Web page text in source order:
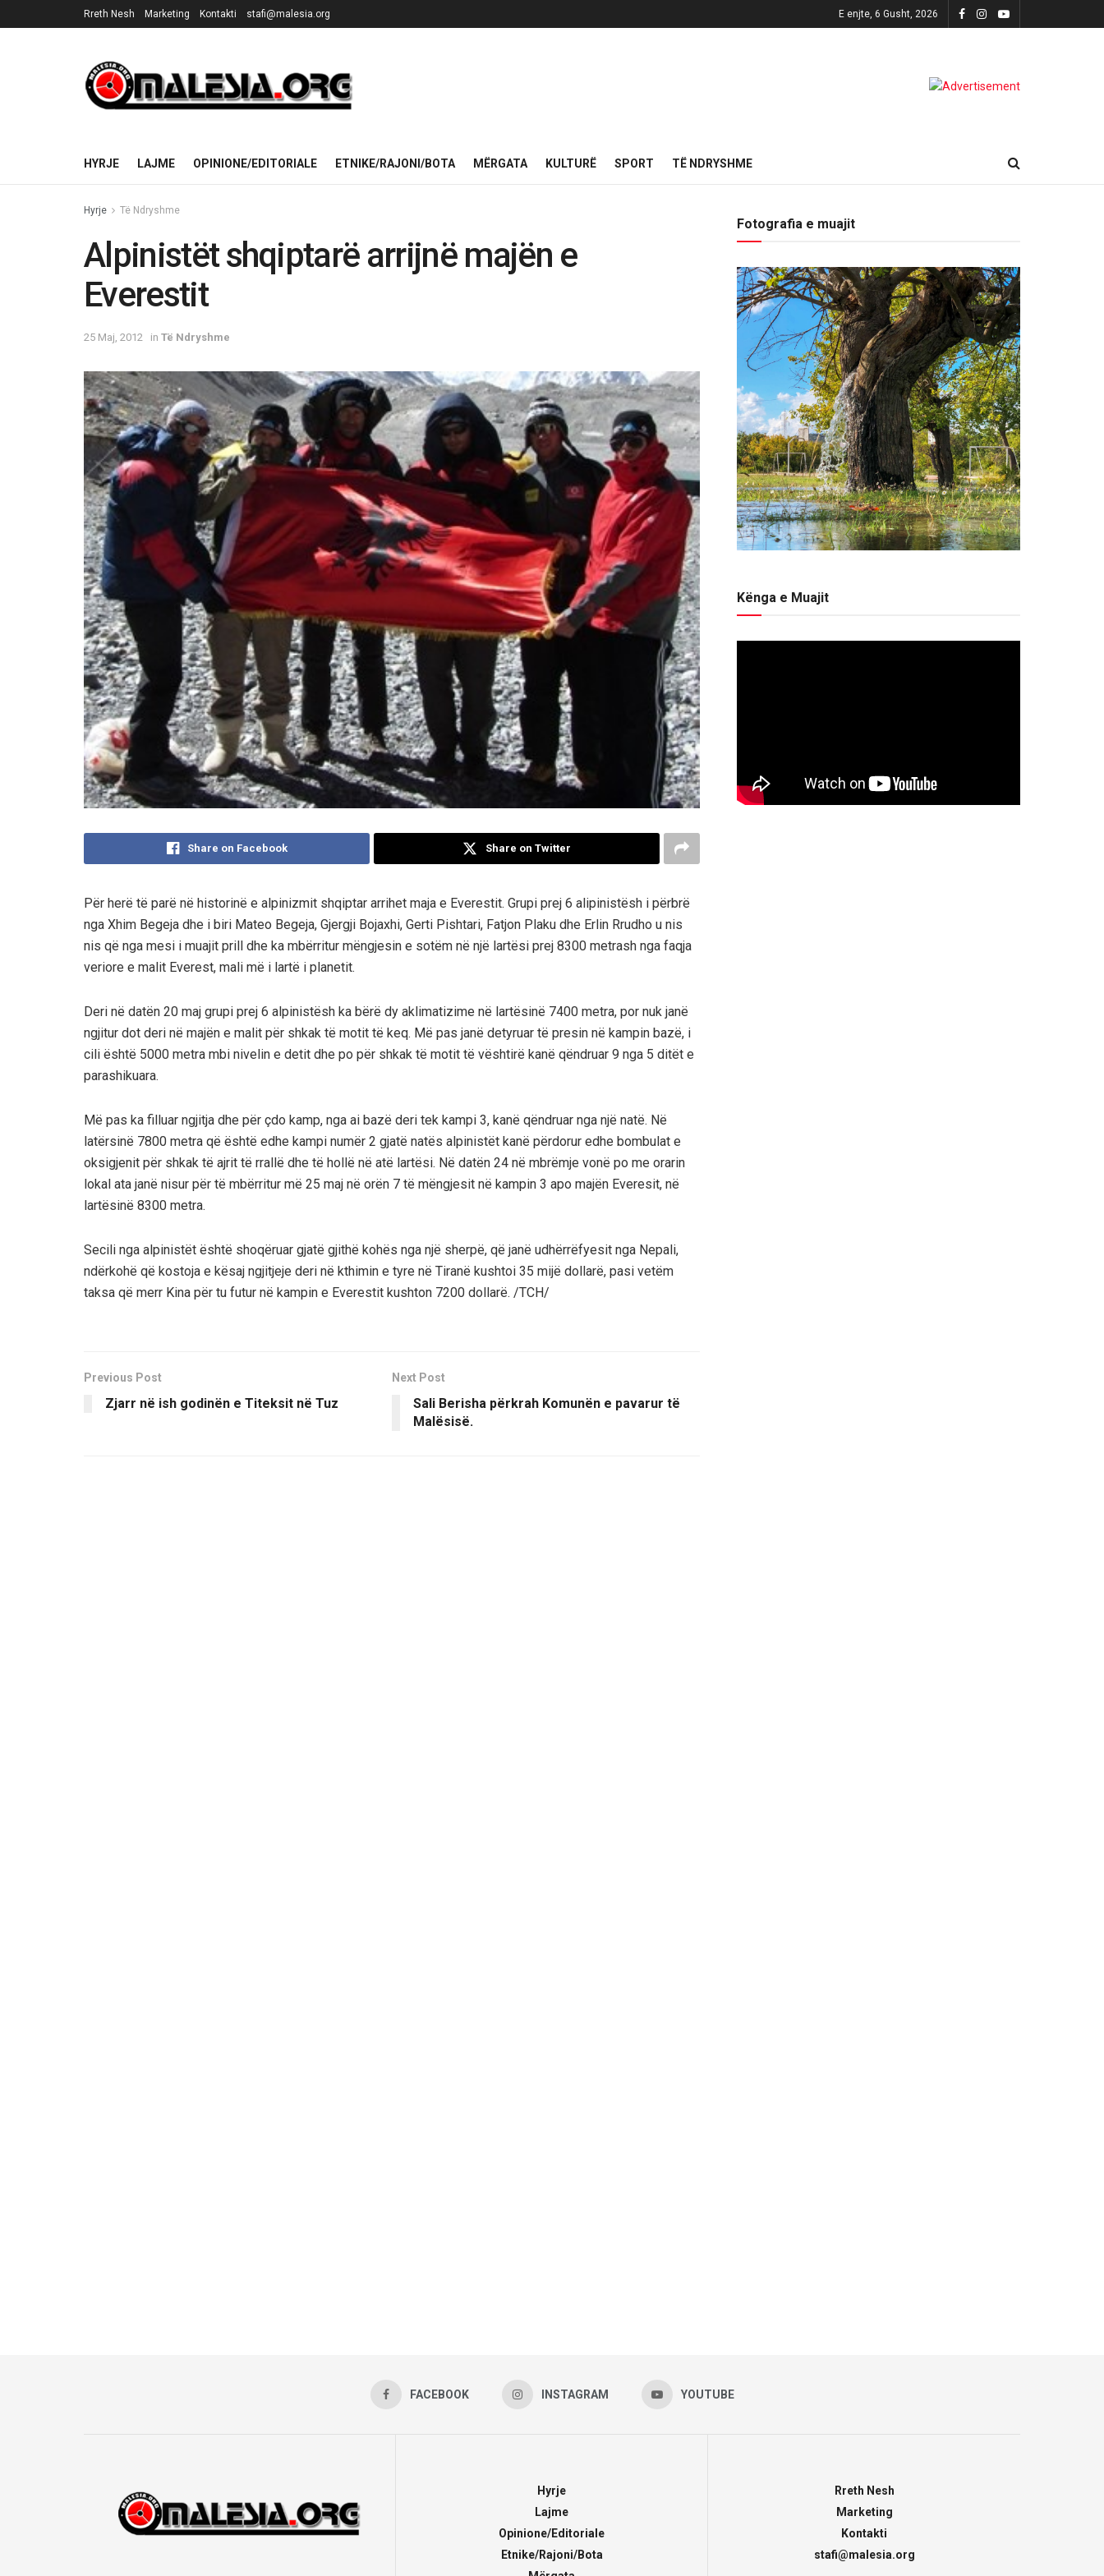
Rreth Nesh Marketing Kontakti stafi@malesia.org E enjte, 6 Gusht, 2026
HYRJE LAJME OPINIONE/EDITORIALE ETNIKE/RAJONI/BOTA MËRGATA KULTURË SPORT TË NDRYSHME
Hyrje Të Ndryshme
Alpinistët shqiptarë arrijnë majën e
Everestit
25 Maj, 2012 in Të Ndryshme
Share on Facebook Share on Twitter
Për herë të parë në historinë e alpinizmit shqiptar arrihet maja e Everestit. Grupi prej 6 alipinistësh i përbrë
nga Xhim Begeja dhe i biri Mateo Begeja, Gjergji Bojaxhi, Gerti Pishtari, Fatjon Plaku dhe Erlin Rrudho u nis
nis që nga mesi i muajit prill dhe ka mbërritur mëngjesin e sotëm në një lartësi prej 8300 metrash nga faqja
veriore e malit Everest, mali më i lartë i planetit.
Deri në datën 20 maj grupi prej 6 alpinistësh ka bërë dy aklimatizime në lartësinë 7400 metra, por nuk janë
ngjitur dot deri në majën e malit për shkak të motit të keq. Më pas janë detyruar të presin në kampin bazë, i
cili është 5000 metra mbi nivelin e detit dhe po për shkak të motit të vështirë kanë qëndruar 9 nga 5 ditët e
parashikuara.
Më pas ka filluar ngjitja dhe për çdo kamp, nga ai bazë deri tek kampi 3, kanë qëndruar nga një natë. Në
latërsinë 7800 metra që është edhe kampi numër 2 gjatë natës alpinistët kanë përdorur edhe bombulat e
oksigjenit për shkak të ajrit të rrallë dhe të hollë në atë lartësi. Në datën 24 në mbrëmje vonë po me orarin
lokal ata janë nisur për të mbërritur më 25 maj në orën 7 të mëngjesit në kampin 3 apo majën Everesit, në
lartësinë 8300 metra.
Secili nga alpinistët është shoqëruar gjatë gjithë kohës nga një sherpë, që janë udhërrëfyesit nga Nepali,
ndërkohë që kostoja e kësaj ngjitjeje deri në kthimin e tyre në Tiranë kushtoi 35 mijë dollarë, pasi vetëm
taksa që merr Kina për tu futur në kampin e Everestit kushton 7200 dollarë. /TCH/
Previous Post
Zjarr në ish godinën e Titeksit në Tuz
Next Post
Sali Berisha përkrah Komunën e pavarur të
Malësisë.
Fotografia e muajit
Kënga e Muajit
FACEBOOK INSTAGRAM YOUTUBE
Hyrje
Lajme
Opinione/Editoriale
Etnike/Rajoni/Bota
Rreth Nesh
Marketing
Kontakti
stafi@malesia.org